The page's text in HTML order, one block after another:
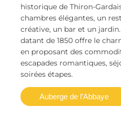
historique de Thiron-
chambres élégantes, un
créative, un bar et un
datant de 1850 offre le
en proposant des
escapades romantiques,
soirées étapes.
Auberge de l’Abbaye